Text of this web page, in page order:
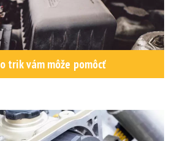
trik vám môže pomôcť